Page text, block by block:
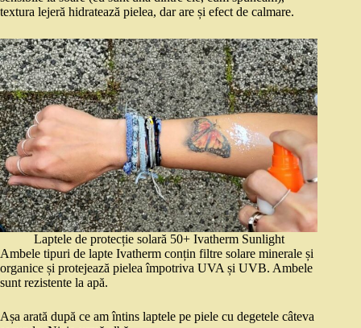
textura lejeră hidratează pielea, dar are și efect de calmare.
Laptele de protecție solară 50+ Ivatherm Sunlight
Ambele tipuri de lapte Ivatherm conțin filtre solare minerale și
organice și protejează pielea împotriva UVA și UVB. Ambele
sunt rezistente la apă.
Așa arată după ce am întins laptele pe piele cu degetele câteva